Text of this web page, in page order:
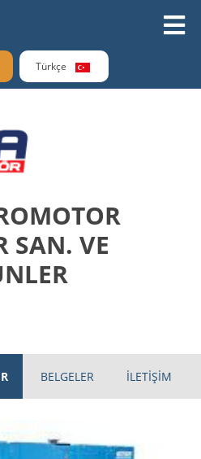
Türkçe
SAN. VE
BELGELER İLETİŞİM